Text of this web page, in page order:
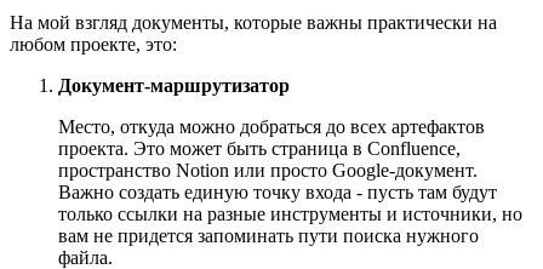
На мой взгляд документы, которые важны практически на
любом проекте, это:
Документ-маршрутизатор
Место, откуда можно добраться до всех артефактов
проекта. Это может быть страница в Confluence,
пространство Notion или просто Google-документ.
Важно создать единую точку входа - пусть там будут
только ссылки на разные инструменты и источники, но
вам не придется запоминать пути поиска нужного
файла.